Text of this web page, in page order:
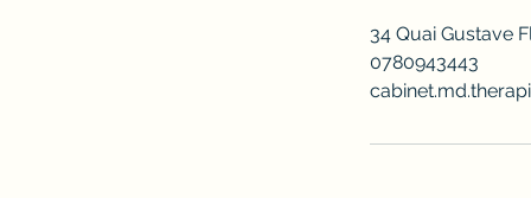
34 Quai Gustave
0780943443